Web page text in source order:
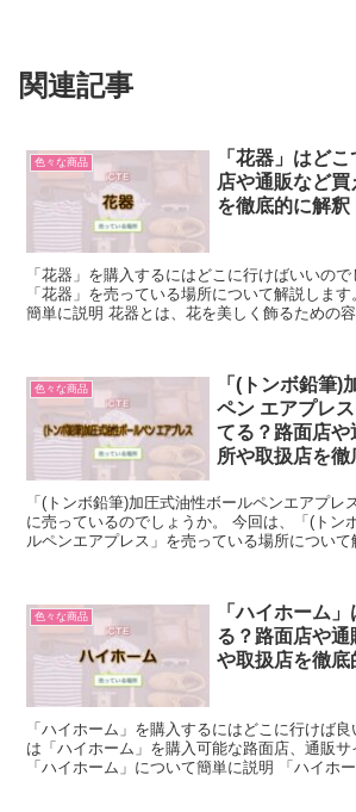
関連記事
色々な商品
「花器」はど
店や通販など
を徹底的に解釈
「花器」を購入するにはどこに行けばいいので
「花器」を売っている場所について解説しま
簡単に説明 花器とは、花を美しく飾るための
色々な商品
「(トンボ鉛筆)
ペン エアプレ
てる？路面店
所や取扱店を
「(トンボ鉛筆)加圧式油性ボールペンエアプレ
に売っているのでしょうか。 今回は、「(トン
ルペンエアプレス」を売っている場所について
色々な商品
「ハイホーム
る？路面店や
や取扱店を徹底
「ハイホーム」を購入するにはどこに行けば
は「ハイホーム」を購入可能な路面店、通販サ
「ハイホーム」について簡単に説明 「ハイホ